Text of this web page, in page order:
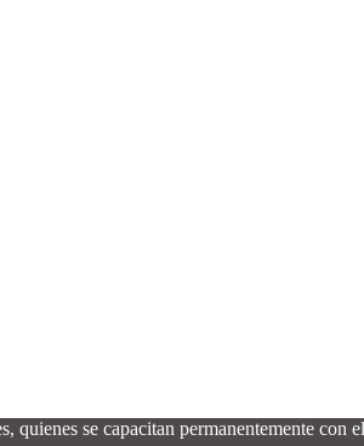
quienes se capacitan permanentemente